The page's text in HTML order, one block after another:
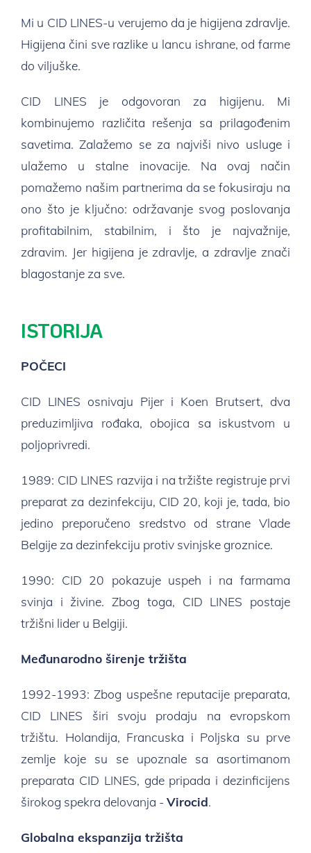
Mi u CID LINES-u verujemo da je higijena zdravlje.
Higijena čini sve razlike u lancu ishrane, od farme
do viljuške.
CID LINES je odgovoran za higijenu. Mi
kombinujemo različita rešenja sa prilagođenim
savetima. Zalažemo se za najviši nivo usluge i
ulažemo u stalne inovacije. Na ovaj način
pomažemo našim partnerima da se fokusiraju na
ono što je ključno: održavanje svog poslovanja
profitabilnim, stabilnim, i što je najvažnije,
zdravim. Jer higijena je zdravlje, a zdravlje znači
blagostanje za sve.
ISTORIJA
POČECI
CID LINES osnivaju Pijer i Koen Brutsert, dva
preduzimljiva rođaka, obojica sa iskustvom u
poljoprivredi.
1989: CID LINES razvija i na tržište registruje prvi
preparat za dezinfekciju, CID 20, koji je, tada, bio
jedino preporučeno sredstvo od strane Vlade
Belgije za dezinfekciju protiv svinjske groznice.
1990: CID 20 pokazuje uspeh i na farmama
svinja i živine. Zbog toga, CID LINES postaje
tržišni lider u Belgiji.
Međunarodno širenje tržišta
1992-1993: Zbog uspešne reputacije preparata,
CID LINES širi svoju prodaju na evropskom
tržištu. Holandija, Francuska i Poljska su prve
zemlje koje su se upoznale sa asortimanom
preparata CID LINES, gde pripada i dezinficijens
širokog spekra delovanja - Virocid.
Globalna ekspanzija tržišta